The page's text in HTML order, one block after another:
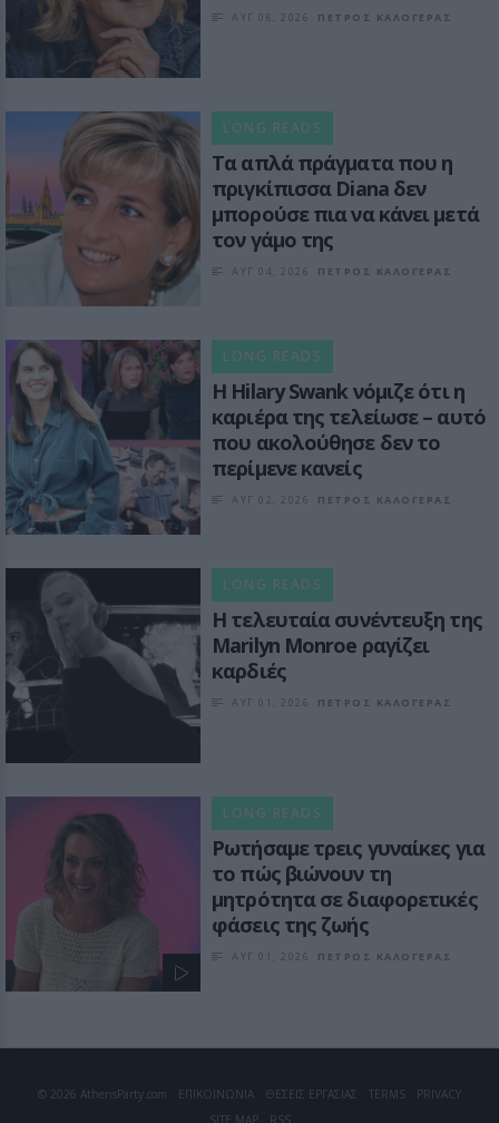
ΑΥΓ 06, 2026 ΠΕΤΡΟΣ ΚΑΛΟΓΕΡΑΣ
LONG READS
Τα απλά πράγματα που η
πριγκίπισσα Diana δεν
μπορούσε πια να κάνει μετά
τον γάμο της
ΑΥΓ 04, 2026 ΠΕΤΡΟΣ ΚΑΛΟΓΕΡΑΣ
LONG READS
Η Hilary Swank νόμιζε ότι η
καριέρα της τελείωσε – αυτό
που ακολούθησε δεν το
περίμενε κανείς
ΑΥΓ 02, 2026 ΠΕΤΡΟΣ ΚΑΛΟΓΕΡΑΣ
LONG READS
Η τελευταία συνέντευξη της
Marilyn Monroe ραγίζει
καρδιές
ΑΥΓ 01, 2026 ΠΕΤΡΟΣ ΚΑΛΟΓΕΡΑΣ
LONG READS
Ρωτήσαμε τρεις γυναίκες για
το πώς βιώνουν τη
μητρότητα σε διαφορετικές
φάσεις της ζωής
ΑΥΓ 01, 2026 ΠΕΤΡΟΣ ΚΑΛΟΓΕΡΑΣ
© 2026 AthensParty.com ΕΠΙΚΟΙΝΩΝΙΑ ΘΕΣΕΙΣ ΕΡΓΑΣΙΑΣ TERMS
PRIVACY
SITE MAP
RSS